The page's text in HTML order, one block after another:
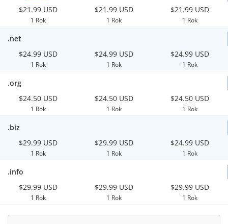
$21.99 USD
1 Rok
$21.99 USD
1 Rok
$21.99 USD
1 Rok
.net
$24.99 USD
1 Rok
$24.99 USD
1 Rok
$24.99 USD
1 Rok
.org
$24.50 USD
1 Rok
$24.50 USD
1 Rok
$24.50 USD
1 Rok
.biz
$29.99 USD
1 Rok
$29.99 USD
1 Rok
$24.99 USD
1 Rok
.info
$29.99 USD
1 Rok
$29.99 USD
1 Rok
$29.99 USD
1 Rok